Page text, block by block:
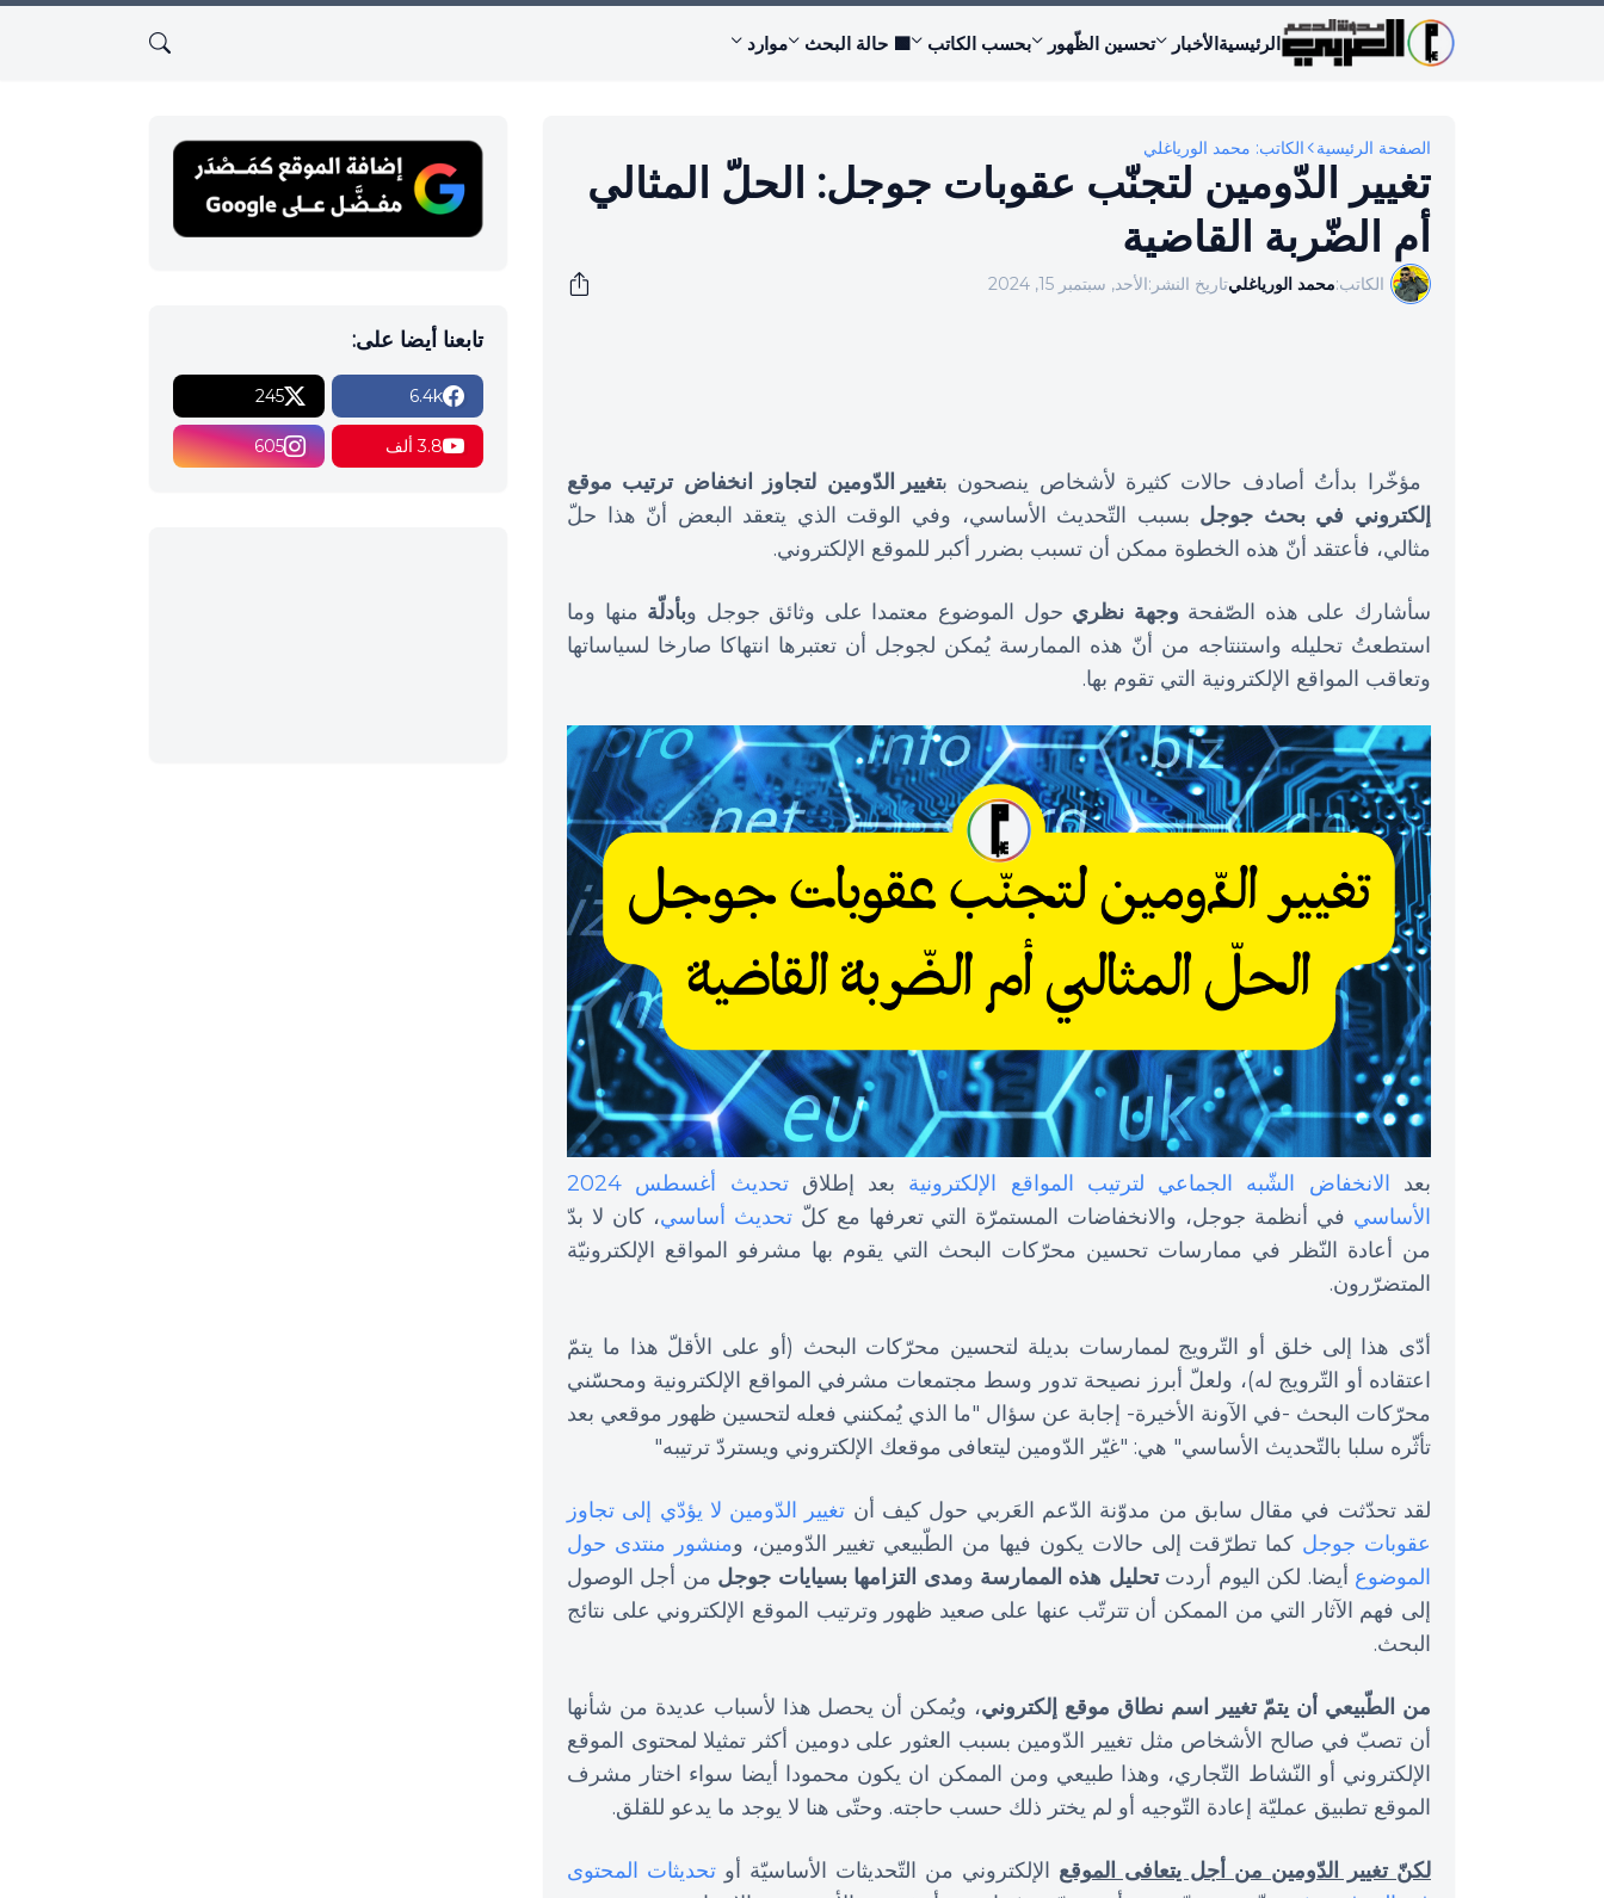
الرئيسيةالأخبار تحسين الظّهور بحسب الكاتب 🟩 حالة البحث موارد
الصفحة الرئيسية الكاتب: محمد الورياغلي
تغيير الدّومين لتجنّب عقوبات جوجل: الحلّ المثالي
أم الضّربة القاضية
الكاتب:محمد الورياغليتاريخ النشر:الأحد, سبتمبر 15, 2024
مؤخّرا بدأتُ أصادف حالات كثيرة لأشخاص ينصحون بتغيير الدّومين لتجاوز انخفاض ترتيب موقع
إلكتروني في بحث جوجل بسبب التّحديث الأساسي، وفي الوقت الذي يتعقد البعض أنّ هذا حلّ
مثالي، فأعتقد أنّ هذه الخطوة ممكن أن تسبب بضرر أكبر للموقع الإلكتروني.
سأشارك على هذه الصّفحة وجهة نظري حول الموضوع معتمدا على وثائق جوجل وبأدلّة منها وما
استطعتُ تحليله واستنتاجه من أنّ هذه الممارسة يُمكن لجوجل أن تعتبرها انتهاكا صارخا لسياساتها
وتعاقب المواقع الإلكترونية التي تقوم بها.
بعد الانخفاض الشّبه الجماعي لترتيب المواقع الإلكترونية بعد إطلاق
تحديث أغسطس 2024
الأساسي في أنظمة جوجل، والانخفاضات المستمرّة التي تعرفها مع كلّتحديث أساسي، كان لا بدّ
من أعادة النّظر في ممارسات تحسين محرّكات البحث التي يقوم بها مشرفو المواقع الإلكترونيّة
المتضرّرون.
أدّى هذا إلى خلق أو التّرويج لممارسات بديلة لتحسين محرّكات البحث (أو على الأقلّ هذا ما يتمّ
اعتقاده أو التّرويج له)، ولعلّ أبرز نصيحة تدور وسط مجتمعات مشرفي المواقع الإلكترونية ومحسّني
محرّكات البحث -في الآونة الأخيرة- إجابة عن سؤال "ما الذي يُمكنني فعله لتحسين ظهور موقعي بعد
تأثّره سلبا بالتّحديث الأساسي" هي: "غيّر الدّومين ليتعافى موقعك الإلكتروني ويستردّ ترتيبه"
لقد تحدّثت في مقال سابق من مدوّنة الدّعم العَربي حول كيف أن تغيير الدّومين لا يؤدّي إلى تجاوز
عقوبات جوجل كما تطرّقت إلى حالات يكون فيها من الطّبيعي تغيير الدّومين، ومنشور منتدى حول
الموضوع أيضا. لكن اليوم أردتتحليل هذه الممارسة ومدى التزامها بسيايات جوجل من أجل الوصول
إلى فهم الآثار التي من الممكن أن تترتّب عنها على صعيد ظهور وترتيب الموقع الإلكتروني على نتائج
البحث.
من الطّبيعي أن يتمّ تغيير اسم نطاق موقع إلكتروني، ويُمكن أن يحصل هذا لأسباب عديدة من شأنها
أن تصبّ في صالح الأشخاص مثل تغيير الدّومين بسبب العثور على دومين أكثر تمثيلا لمحتوى الموقع
الإلكتروني أو النّشاط التّجاري، وهذا طبيعي ومن الممكن ان يكون محمودا أيضا سواء اختار مشرف
الموقع تطبيق عمليّة إعادة التّوجيه أو لم يختر ذلك حسب حاجته. وحتّى هنا لا يوجد ما يدعو للقلق.
لكنّ تغيير الدّومين من أجل يتعافى الموقع الإلكتروني من التّحديثات الأساسيّة أو تحديثات المحتوى
تابعنا أيضا على:
6.4k
245
3.8 ألف 605